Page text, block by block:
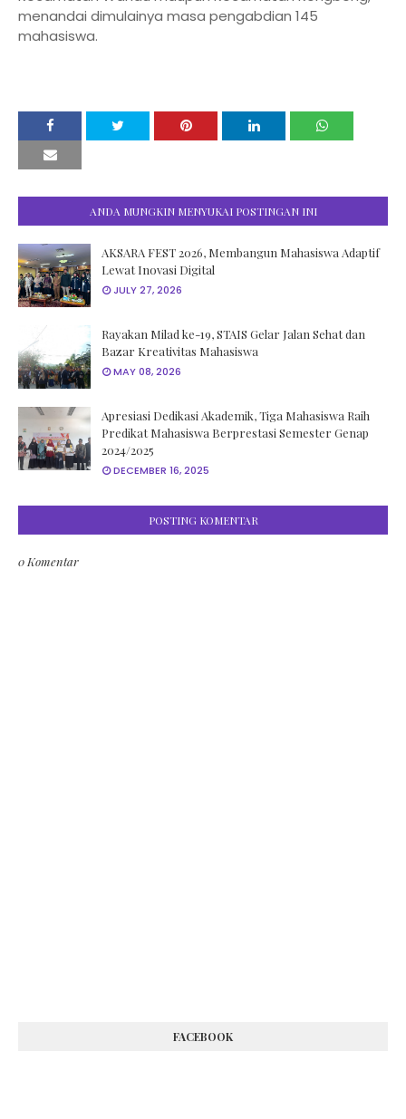
menandai dimulainya masa pengabdian 145
mahasiswa.
ANDA MUNGKIN MENYUKAI POSTINGAN INI
AKSARA FEST 2026, Membangun Mahasiswa Adaptif
Lewat Inovasi Digital
JULY 27, 2026
Rayakan Milad ke-19, STAIS Gelar Jalan Sehat dan
Bazar Kreativitas Mahasiswa
MAY 08, 2026
Apresiasi Dedikasi Akademik, Tiga Mahasiswa Raih
Predikat Mahasiswa Berprestasi Semester Genap
2024/2025
DECEMBER 16, 2025
POSTING KOMENTAR
0 Komentar
FACEBOOK